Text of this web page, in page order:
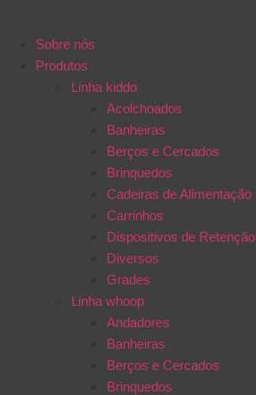
Sobre nós
Produtos
Linha kiddo
Acolchoados
Banheiras
Berços e Cercados
Brinquedos
Cadeiras de Alimentação
Carrinhos
Dispositivos de Retenção
Diversos
Grades
Linha whoop
Andadores
Banheiras
Berços e Cercados
Brinquedos